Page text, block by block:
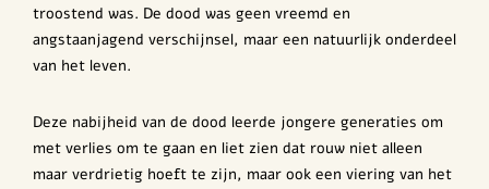
troostend was. De dood was geen vreemd en
angstaanjagend verschijnsel, maar een natuurlijk onderdeel
van het leven.
Deze nabijheid van de dood leerde jongere generaties om
met verlies om te gaan en liet zien dat rouw niet alleen
maar verdrietig hoeft te zijn, maar ook een viering van het